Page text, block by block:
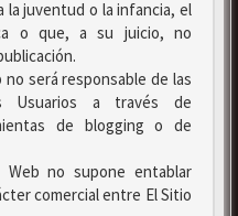
juventud o la infancia, el
o que, a su juicio, no
será responsable de las
Usuarios a través de
de blogging o de
no supone entablar
comercial entre El Sitio